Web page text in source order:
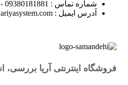
شماره تماس : 09380181881 - 09123476340
آدرس ایمیل : info [at] ariyasystem.com
فروشگاه اینترنتی آریا بررسی،